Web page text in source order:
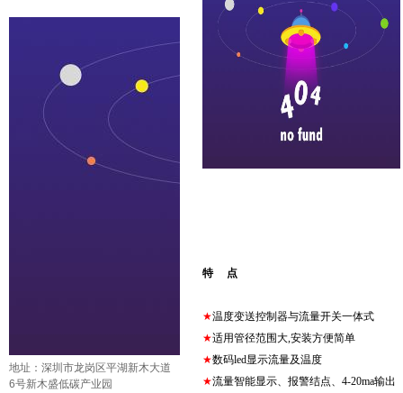
地址：深圳市龙岗区平湖新木大道
6号新木盛低碳产业园
特 点
★温度变送控制器与流量开关一体式
★适用管径范围大,安装方便简单
★数码led显示流量及温度
★流量智能显示、报警结点、4-20ma输出